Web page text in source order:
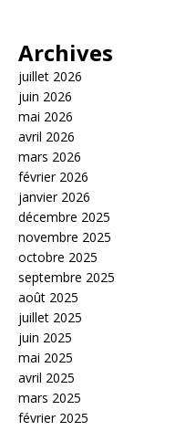
Archives
juillet 2026
juin 2026
mai 2026
avril 2026
mars 2026
février 2026
janvier 2026
décembre 2025
novembre 2025
octobre 2025
septembre 2025
août 2025
juillet 2025
juin 2025
mai 2025
avril 2025
mars 2025
février 2025